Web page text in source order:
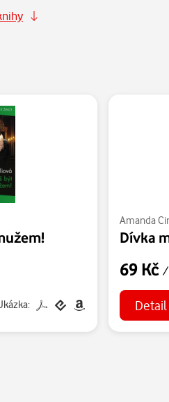
Amanda
Dívka
69 Kč/
Detail